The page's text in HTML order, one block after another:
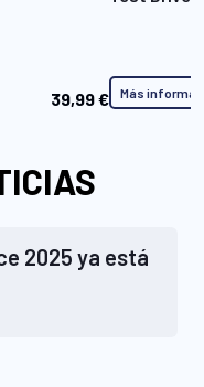
39,99 € Más
2025 ya está